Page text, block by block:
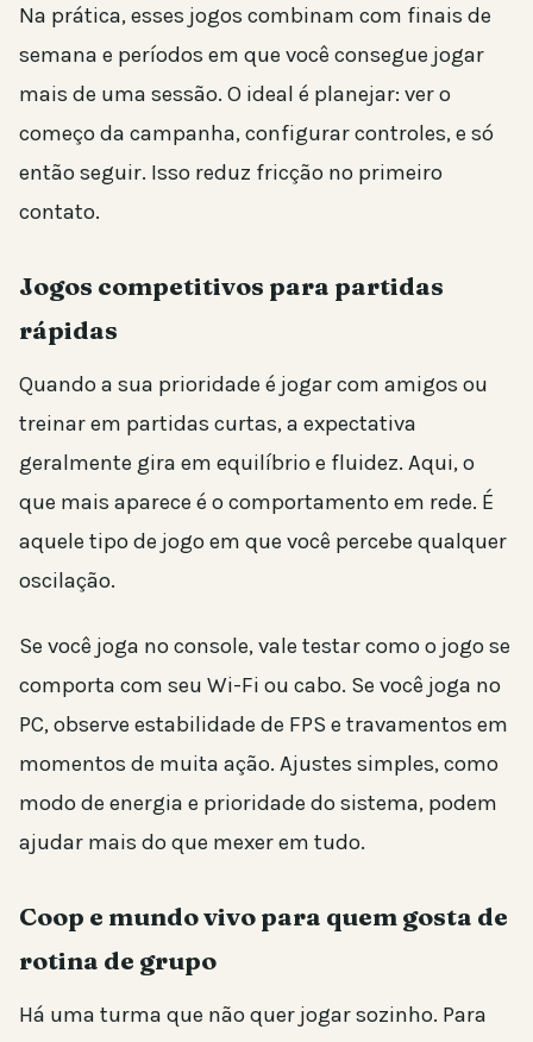
Na prática, esses jogos combinam com finais de
semana e períodos em que você consegue jogar
mais de uma sessão. O ideal é planejar: ver o
começo da campanha, configurar controles, e só
então seguir. Isso reduz fricção no primeiro
contato.
Jogos competitivos para partidas
rápidas
Quando a sua prioridade é jogar com amigos ou
treinar em partidas curtas, a expectativa
geralmente gira em equilíbrio e fluidez. Aqui, o
que mais aparece é o comportamento em rede. É
aquele tipo de jogo em que você percebe qualquer
oscilação.
Se você joga no console, vale testar como o jogo se
comporta com seu Wi-Fi ou cabo. Se você joga no
PC, observe estabilidade de FPS e travamentos em
momentos de muita ação. Ajustes simples, como
modo de energia e prioridade do sistema, podem
ajudar mais do que mexer em tudo.
Coop e mundo vivo para quem gosta de
rotina de grupo
Há uma turma que não quer jogar sozinho. Para